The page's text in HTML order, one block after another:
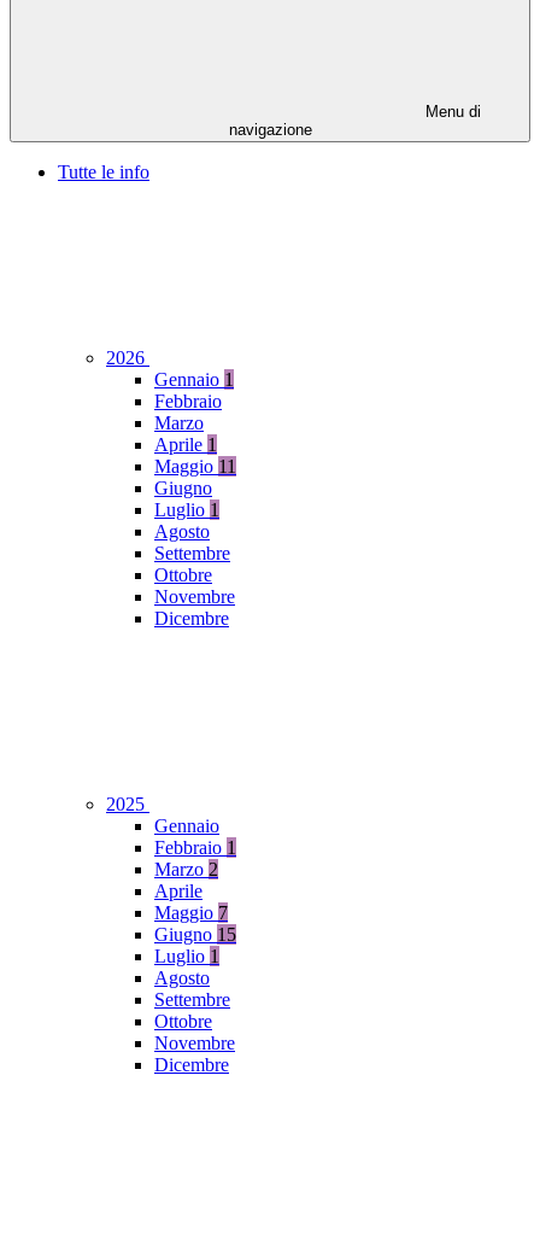
Menu di
navigazione
Tutte le info
2026
Gennaio 1
Febbraio
Marzo
Aprile 1
Maggio 11
Giugno
Luglio 1
Agosto
Settembre
Ottobre
Novembre
Dicembre
2025
Gennaio
Febbraio 1
Marzo 2
Aprile
Maggio 7
Giugno 15
Luglio 1
Agosto
Settembre
Ottobre
Novembre
Dicembre